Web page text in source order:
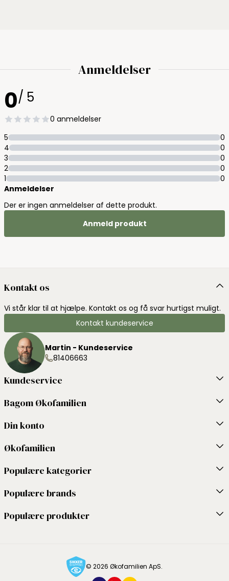
Anmeldelser
0/ 5
0 anmeldelser
5
0
4
0
3
0
2
0
1
0
Anmeldelser
Der er ingen anmeldelser af dette produkt.
Anmeld produkt
Kontakt os
Vi står klar til at hjælpe. Kontakt os og få svar hurtigst muligt.
Kontakt kundeservice
Martin - Kundeservice
81406663
Kundeservice
Bagom Økofamilien
Din konto
Økofamilien
Populære kategorier
Populære brands
Populære produkter
© 2026 Økofamilien ApS.